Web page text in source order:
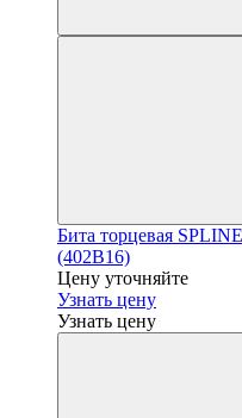
Бита торцевая
(402B16)
Цену уточняйте
Узнать цену
Узнать цену